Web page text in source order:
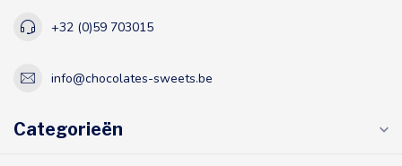
+32 (0)59 703015
info@chocolates-sweets.be
Categorieën